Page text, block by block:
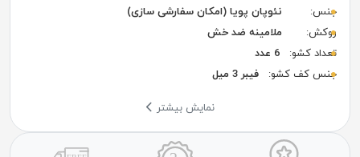
جنس:
نئوپان پویا (امکان سفارشی سازی)
روکش:
ملامینه ضد خش
تعداد کشو:
6 عدد
جنس کف کشو:
فیبر 3 میل
نمایش بیشتر